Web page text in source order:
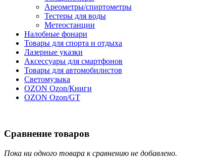
Ареометры/спиртометры
Тестеры для воды
Метеостанции
Налобные фонари
Товары для спорта и отдыха
Лазерные указки
Аксессуары для смартфонов
Товары для автомобилистов
Светомузыка
OZON Ozon/Книги
OZON Ozon/GT
Сравнение товаров
Пока ни одного товара к сравнению не добавлено.